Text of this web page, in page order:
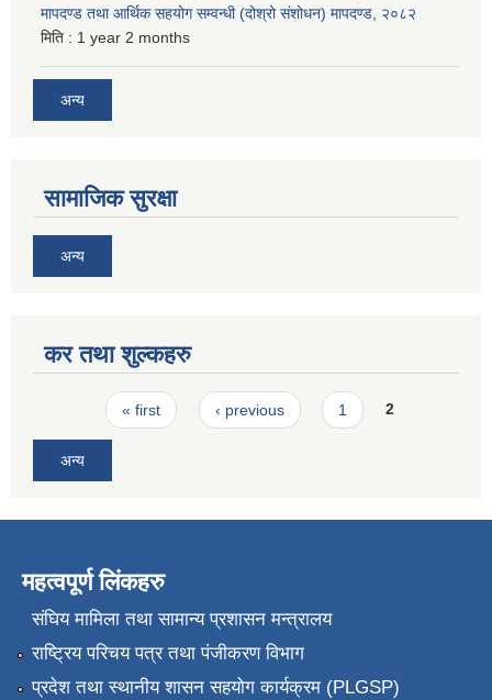
मापदण्ड तथा आर्थिक सहयोग सम्वन्धी (दोश्रो संशोधन) मापदण्ड, २०८२
मिति : 1 year 2 months
अन्य
सामाजिक सुरक्षा
अन्य
कर तथा शुल्कहरु
Pages« first ‹ previous 1 2
अन्य
महत्वपूर्ण लिंकहरु
संघिय मामिला तथा सामान्य प्रशासन मन्त्रालय
राष्ट्रिय परिचय पत्र तथा पंजीकरण विभाग
प्रदेश तथा स्थानीय शासन सहयोग कार्यक्रम (PLGSP)